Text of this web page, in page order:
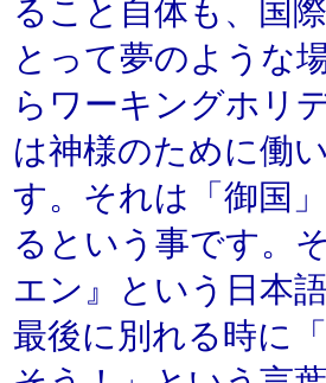
ること自体も、国
とって夢のような
らワーキングホリ
は神様のために働
す。それは「御国
るという事です。
エン』という日本
最後に別れる時に